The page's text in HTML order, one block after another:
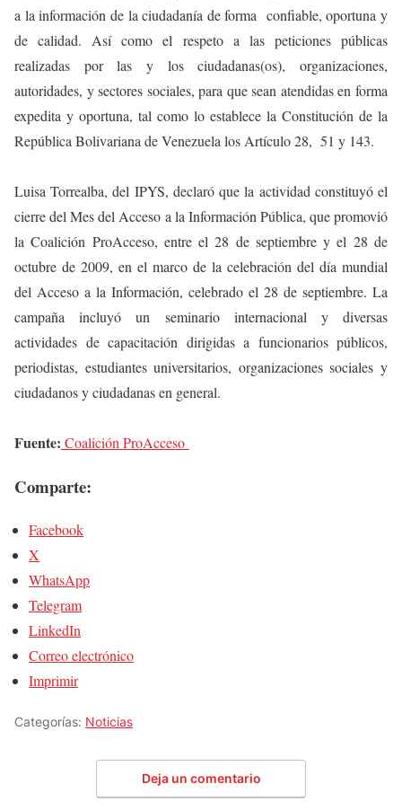
a la información de la ciudadanía de forma confiable, oportuna y
de calidad. Así como el respeto a las peticiones públicas
realizadas por las y los ciudadanas(os), organizaciones,
autoridades, y sectores sociales, para que sean atendidas en forma
expedita y oportuna, tal como lo establece la Constitución de la
República Bolivariana de Venezuela los Artículo 28, 51 y 143.
Luisa Torrealba, del IPYS, declaró que la actividad constituyó el
cierre del Mes del Acceso a la Información Pública, que promovió
la Coalición ProAcceso, entre el 28 de septiembre y el 28 de
octubre de 2009, en el marco de la celebración del día mundial
del Acceso a la Información, celebrado el 28 de septiembre. La
campaña incluyó un seminario internacional y diversas
actividades de capacitación dirigidas a funcionarios públicos,
periodistas, estudiantes universitarios, organizaciones sociales y
ciudadanos y ciudadanas en general.
Fuente: Coalición ProAcceso
Comparte:
Facebook
X
WhatsApp
Telegram
LinkedIn
Correo electrónico
Imprimir
Categorías: Noticias
Deja un comentario